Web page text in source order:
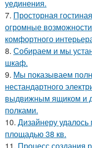
уединения.
7. Просторная
огромные
комфортного
8. Собираем и мы
шкаф.
9. Мы показываем
нестандартного
выдвижным ящиком и
полками.
10. Дизайнеру удалось
площадью 38 кв.